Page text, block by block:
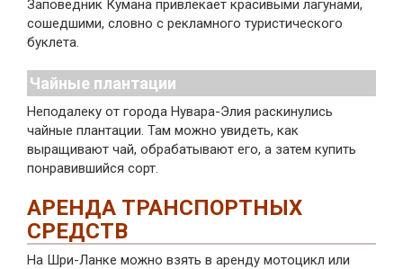
Заповедник Кумана привлекает красивыми лагунами,
сошедшими, словно с рекламного туристического
буклета.
Чайные плантации
Неподалеку от города Нувара-Элия раскинулись
чайные плантации. Там можно увидеть, как
выращивают чай, обрабатывают его, а затем купить
понравившийся сорт.
АРЕНДА ТРАНСПОРТНЫХ
СРЕДСТВ
На Шри-Ланке можно взять в аренду мотоцикл или